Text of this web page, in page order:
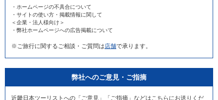
・ホームページの不具合について
・サイトの使い方・掲載情報に関して
＜企業・法人様向け＞
・弊社ホームページへの広告掲載について
※ご旅行に関するご相談・ご質問は 店舗で承ります。
弊社へのご意見・ご指摘
近畿日本ツーリストへの「ご意見」「ご指摘」などはこちらにお送りくだ